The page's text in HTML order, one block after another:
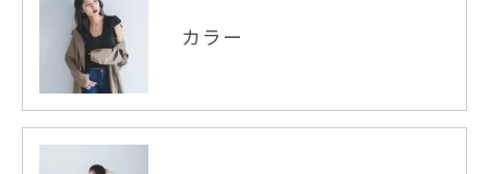
カラー